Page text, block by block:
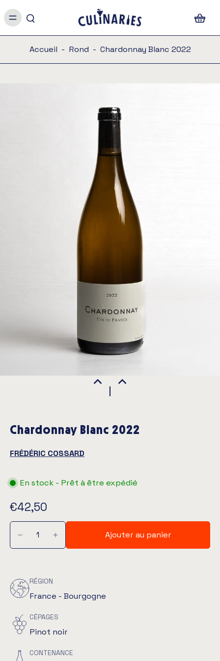
Accueil - Rond - Chardonnay Blanc 2022
Chardonnay Blanc 2022
FRÉDÉRIC COSSARD
En stock - Prêt à être expédié
€42,50
Ajouter au panier
RÉGION
France - Bourgogne
CÉPAGES
Pinot noir
CONTENANCE